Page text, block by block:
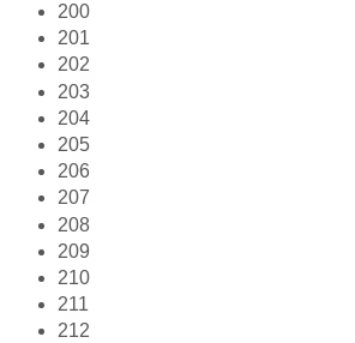
200
201
202
203
204
205
206
207
208
209
210
211
212